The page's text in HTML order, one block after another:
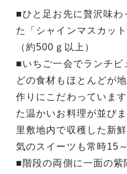
■ひと足お先に贅沢味わ
た「シャインマスカッ
（約500ｇ以上）
■いちご一会でランチビ
どの食材もほとんどが
作りにこだわっていま
た温かいお料理が並び
里敷地内で収穫した新
気のスイーツも常時15
■階段の両側に一面の紫